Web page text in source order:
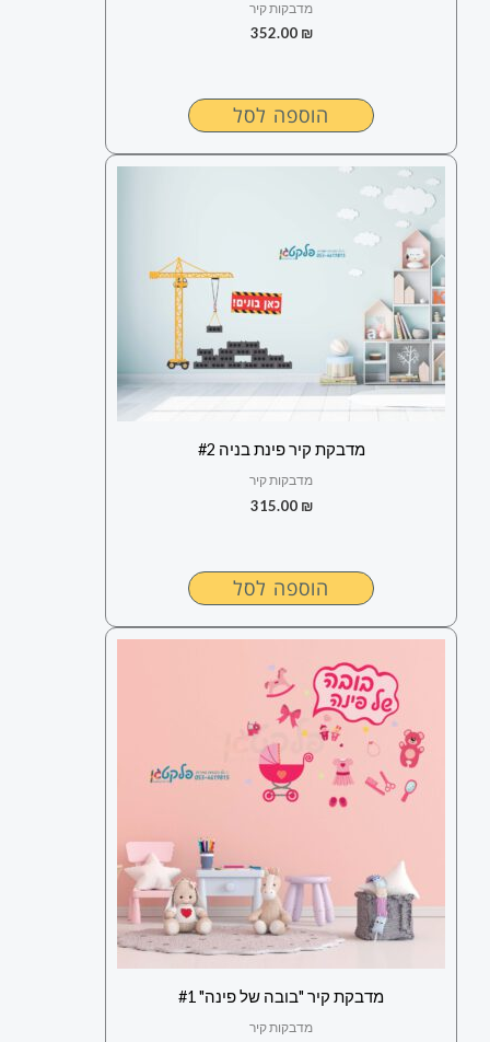
מדבקות קיר
352.00 ₪
הוספה לסל
מדבקת קיר פינת בניה #2
מדבקות קיר
315.00 ₪
הוספה לסל
מדבקת קיר "בובה של פינה" #1
מדבקות קיר